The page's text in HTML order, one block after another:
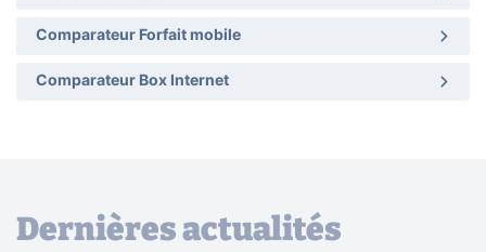
Comparateur Forfait mobile
Comparateur Box Internet
Dernières actualités